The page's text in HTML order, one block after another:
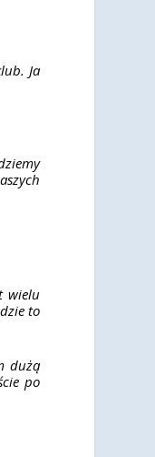
Ja
wielu
to
dużą
po